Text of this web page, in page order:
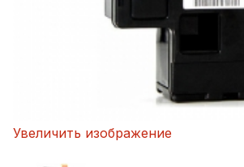
Увеличить изображение